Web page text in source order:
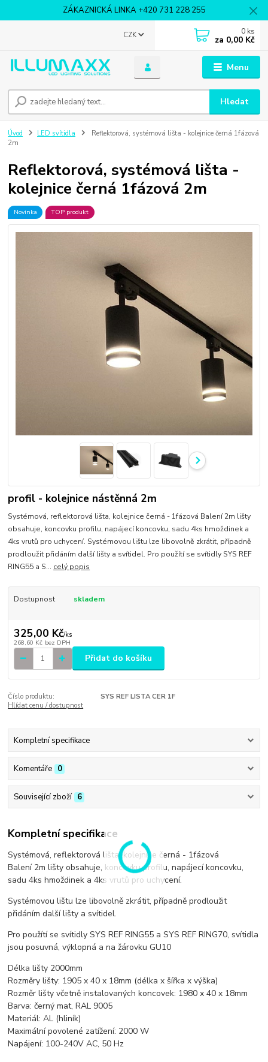
ZÁKAZNICKÁ LINKA +420 731 228 255
Menu
CZK
Hledat
0 ks
za 0,00 Kč
Úvod LED svítidla
Reflektorová, systémová lišta - kolejnice černá 1fázová
2m
Reflektorová, systémová lišta -
kolejnice černá 1fázová 2m
Novinka TOP produkt
profil - kolejnice nástěnná 2m
Systémová, reflektorová lišta, kolejnice černá - 1fázová Balení 2m lišty
obsahuje, koncovku profilu, napájecí koncovku, sadu 4ks hmoždinek a
4ks vrutů pro uchycení. Systémovou lištu lze libovolně zkrátit, případně
prodloužit přidáním další lišty a svítidel. Pro použítí se svítidly SYS REF
RING55 a S... celý popis
Dostupnost skladem
325,00 Kč/ks
268,60 Kč bez DPH
Přidat do košíku
Číslo produktu:
SYS REF LISTA CER 1F
Hlídat cenu / dostupnost
Kompletní specifikace
Komentáře 0
Související zboží 6
Kompletní specifikace
Systémová, reflektorová lišta, kolejnice černá - 1fázová
Balení 2m lišty obsahuje, koncovku profilu, napájecí koncovku,
sadu 4ks hmoždinek a 4ks vrutů pro uchycení.
Systémovou lištu lze libovolně zkrátit, případně prodloužit
přidáním další lišty a svítidel.
Pro použítí se svítidly SYS REF RING55 a SYS REF RING70, svítidla
jsou posuvná, výklopná a na žárovku GU10
Délka lišty 2000mm
Rozměry lišty: 1905 x 40 x 18mm (délka x šířka x výška)
Rozměr lišty včetně instalovaných koncovek: 1980 x 40 x 18mm
Barva: černý mat, RAL 9005
Materiál: AL (hliník)
Maximální povolené zatížení: 2000 W
Napájení: 100-240V AC, 50 Hz